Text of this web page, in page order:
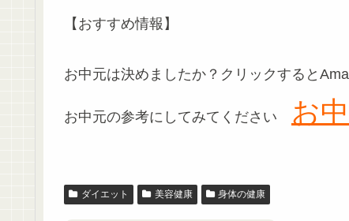
【おすすめ情報】
お中元は決めましたか？クリックすると
お中元の参考にしてみてください お
ダイエット 美容健康 身体の健康